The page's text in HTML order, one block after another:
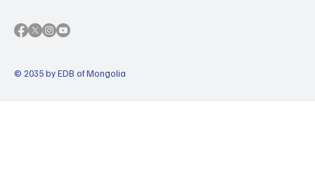
© 2035 by EDB of Mongolia